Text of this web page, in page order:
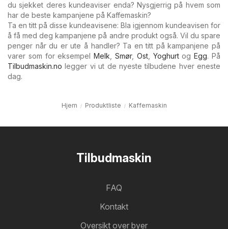
du sjekket deres kundeaviser enda? Nysgjerrig på hvem som
har de beste kampanjene på Kaffemaskin?
Ta en titt på disse kundeavisene: Bla igjennom kundeavisen for
å få med deg kampanjene på andre produkt også. Vil du spare
penger når du er ute å handler? Ta en titt på kampanjene på
varer som for eksempel
Melk,Smør, Ost, Yoghurtog Egg. På
Tilbudmaskin.no legger vi ut de nyeste tilbudene hver eneste
dag.
Hjem Produktliste Kaffemaskin
Tilbudmaskin
FAQ
Kontakt
Oversikt over byer